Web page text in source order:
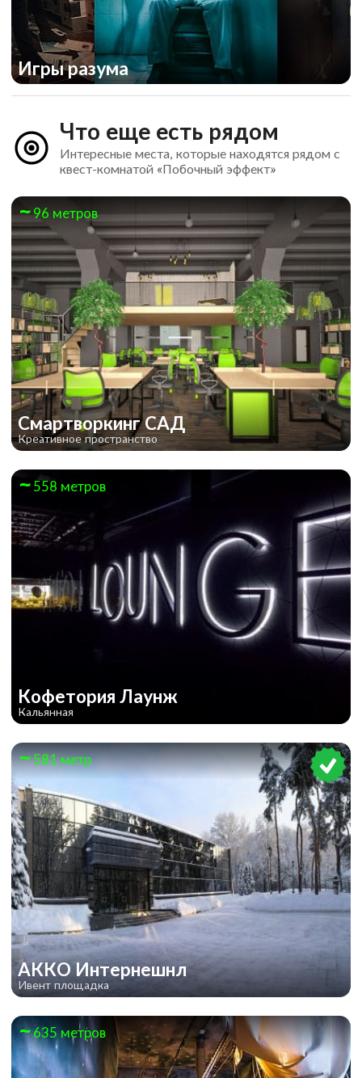
Игры разума
Что еще есть рядом
Интересные места, которые находятся рядом с
квест-комнатой «Побочный эффект»
96 метров
Смартворкинг САД
Креативное пространство
558 метров
Кофетория Лаунж
Кальянная
581 метр
АККО Интернешнл
Ивент площадка
635 метров